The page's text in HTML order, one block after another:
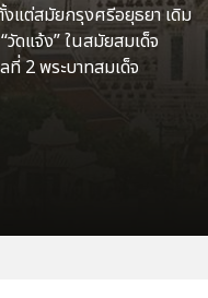
งแต่สมัยกรุงศรีอยุธยา เดิม
วัดแจ้ง” ในสมัยสมเด็จ
ที่ 2 พระบาทสมเด็จ